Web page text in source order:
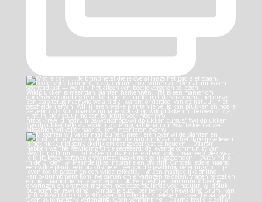
Misschien wil vaker naar buiten, meer leren over w